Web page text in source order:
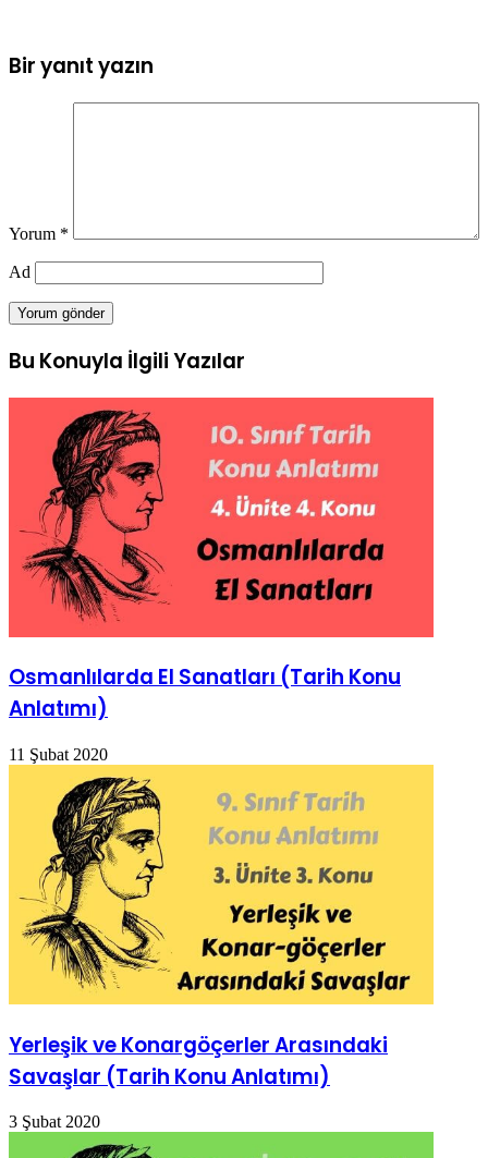
Bir yanıt yazın
Yorum *
Ad
Bu Konuyla İlgili Yazılar
Osmanlılarda El Sanatları (Tarih Konu
Anlatımı)
11 Şubat 2020
Yerleşik ve Konargöçerler Arasındaki
Savaşlar (Tarih Konu Anlatımı)
3 Şubat 2020